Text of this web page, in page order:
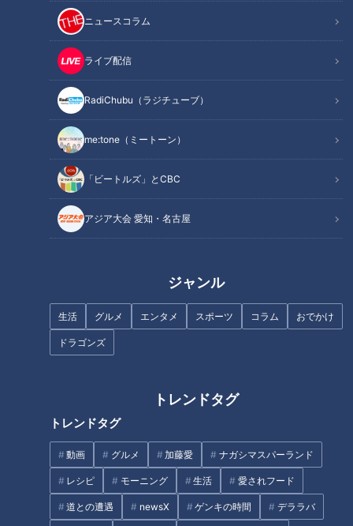
ニュースコラム
ライブ配信
RadiChubu（ラジチューブ）
me:tone（ミートーン）
「ビートルズ」とCBC
アジア大会 愛知・名古屋
ジャンル
生活 グルメ エンタメ スポーツ コラム おでかけ
ドラゴンズ
トレンドタグ
トレンドタグ
動画 グルメ 加藤愛 ナガシマスパーランド
レシピ モーニング 生活 愛されフード
道との遭遇 newsX ゲンキの時間 デララバ
ちなみに、キーワードは「鳥」です。
◆担当Dからのメッセージ◆
今、入社2年目で普段は山内アナも出演する夕方の「チャン
ト！」を担当しています。
ゴー☆ジャスさん、山内アナ、司会の若狭アナ、そして辛口
（笑）の学生審査員…全員がこちらの期待以上のパフォーマン
急遽、前後編に分けることになりました！
あとは、ゴー☆ジャスさんの足元にもご注目ください。
この記事を見たあなたへのおすすめ
『お手上げ！？』清水ミチコ
【重大発表】山内彩加、芸人に